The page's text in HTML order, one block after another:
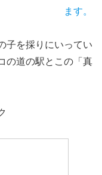
ます。
子を採りにいってい
の道の駅とこの「真